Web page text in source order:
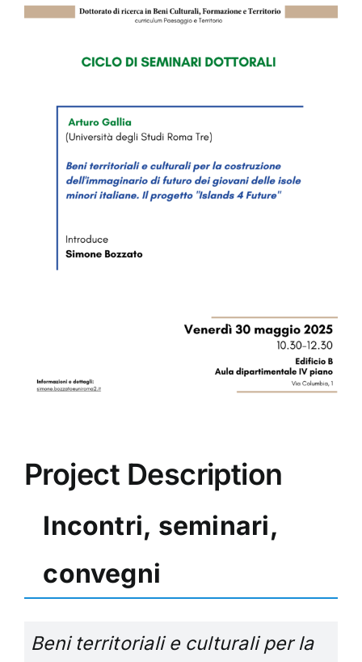
Image
Project Description
Incontri, seminari,
convegni
Beni territoriali e culturali per la